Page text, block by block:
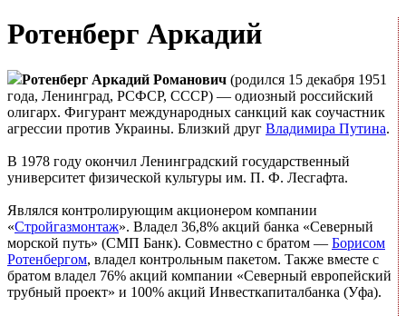
Ротенберг Аркадий
Ротенберг Аркадий Романович (родился 15 декабря 1951
года, Ленинград, РСФСР, СССР) — одиозный российский
олигарх. Фигурант международных санкций как соучастник
агрессии против Украины. Близкий друг Владимира Путина.
В 1978 году окончил Ленинградский государственный
университет физической культуры им. П. Ф. Лесгафта.
Являлся контролирующим акционером компании
«Стройгазмонтаж». Владел 36,8% акций банка «Северный
морской путь» (СМП Банк). Совместно с братом — Борисом
Ротенбергом, владел контрольным пакетом. Также вместе с
братом владел 76% акций компании «Северный европейский
трубный проект» и 100% акций Инвесткапиталбанка (Уфа).